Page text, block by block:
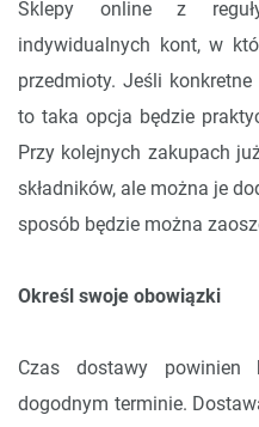
Sklepy online z
indywidualnych kont, w
przedmioty. Jeśli
to taka opcja będzie
Przy kolejnych zakupach
składników, ale można je
sposób będzie można
Określ swoje obowiązki
Czas dostawy
dogodnym terminie.